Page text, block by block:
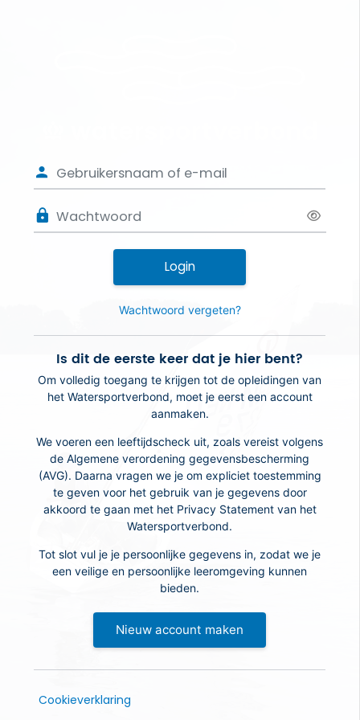
Gebruikersnaam of e-mail
Login
Wachtwoord vergeten?
Is dit de eerste keer dat je hier bent?
Om volledig toegang te krijgen tot de opleidingen van
het Watersportverbond, moet je eerst een account
aanmaken.
We voeren een leeftijdscheck uit, zoals vereist volgens
de Algemene verordening gegevensbescherming
(AVG). Daarna vragen we je om expliciet toestemming
te geven voor het gebruik van je gegevens door
akkoord te gaan met het Privacy Statement van het
Watersportverbond.
Tot slot vul je je persoonlijke gegevens in, zodat we je
een veilige en persoonlijke leeromgeving kunnen
bieden.
Nieuw account maken
Cookieverklaring